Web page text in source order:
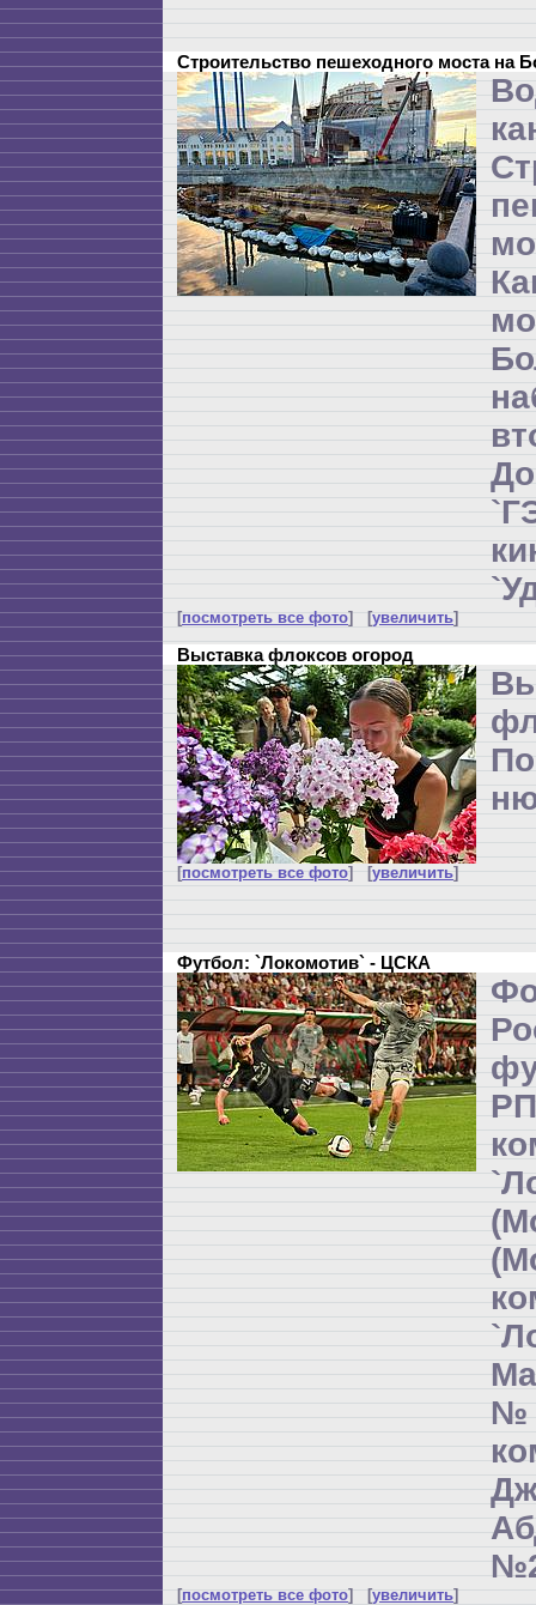
Строительство пешеходного моста на
[посмотреть все фото] [увеличить]
Выставка флоксов огород
[посмотреть все фото] [увеличить]
Футбол: `Локомотив` - ЦСКА
[посмотреть все фото] [увеличить]